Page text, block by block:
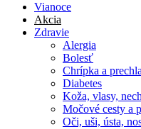
Vianoce
Akcia
Zdravie
Alergia
Bolesť
Chrípka a
Diabetes
Koža, vlasy,
Močové cesty a
Oči, uši, ústa,